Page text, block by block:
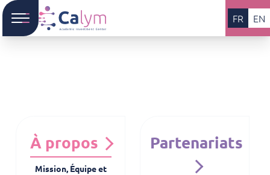
FR EN
À propos
Mission, Équipe et
Partenariats